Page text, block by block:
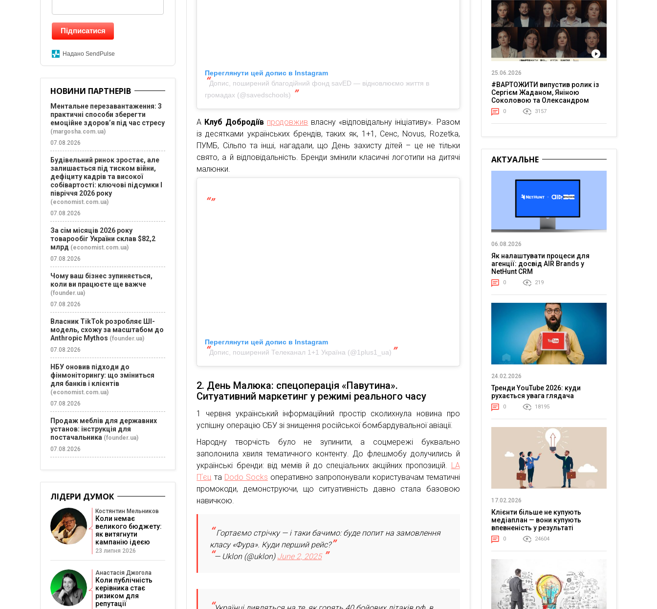
Переглянути цей допис в Instagram
Допис, поширений благодійний фонд savED — відновлюємо життя в
громадах (@savedschools)
А Клуб Добродіїв продовжив власну «відповідальну ініціативу». Разом
із десятками українських брендів, таких як, 1+1, Сенс, Novus, Rozetka,
ПУМБ, Сільпо та інші, нагадали, що День захисту дітей – це не тільки
свято, а й відповідальність. Бренди змінили класичні логотипи на дитячі
малюнки.
Переглянути цей допис в Instagram
Допис, поширений Телеканал 1+1 Україна (@1plus1_ua)
2. День Малюка: спецоперація «Павутина».
Ситуативний маркетинг у режимі реального часу
1 червня український інформаційний простір сколихнула новина про
успішну операцію СБУ зі знищення російської бомбардувальної авіації.
Народну творчість було не зупинити, а соцмережі буквально
заполонила хвиля тематичного контенту. До флешмобу долучились й
українські бренди: від мемів й до спеціальних акційних пропозицій. LA
Пʼєц та Dodo Socks оперативно запропонували користувачам тематичні
промокоди, демонструючи, що ситуативність давно стала базовою
навичкою.
Гортаємо стрічку — і таки бачимо: буде попит на замовлення
класу «Фура». Куди перший рейс?
— Uklon (@uklon) June 2, 2025
Підписатися
Надано SendPulse
НОВИНИ ПАРТНЕРІВ
Ментальне перезавантаження: 3
практичні способи зберегти
емоційне здоров’я під час стресу
(margosha.com.ua)
07.08.2026
Будівельний ринок зростає, але
залишається під тиском війни,
дефіциту кадрів та високої
собівартості: ключові підсумки І
півріччя 2026 року
(economist.com.ua)
07.08.2026
За сім місяців 2026 року
товарообіг України склав $82,2
млрд (economist.com.ua)
07.08.2026
Чому ваш бізнес зупиняється,
коли ви працюєте ще важче
(founder.ua)
07.08.2026
Власник TikTok розробляє ШІ-
модель, схожу за масштабом до
Anthropic Mythos (founder.ua)
07.08.2026
НБУ оновив підходи до
фінмоніторингу: що зміниться
для банків і клієнтів
(economist.com.ua)
07.08.2026
Продаж меблів для державних
установ: інструкція для
постачальника (founder.ua)
07.08.2026
ЛІДЕРИ ДУМОК
Костянтин Мельников
Коли немає
великого бюджету:
як витягнути
кампанію ідеєю
23 липня 2026
Анастасія Джогола
Коли публічність
керівника стає
ризиком для
репутації
25.06.2026
#ВАРТОЖИТИ випустив ролик із
Сергієм Жаданом, Яніною
Соколовою та Олександром
Тереном про життя в постійній
напрузі
0 3157
АКТУАЛЬНЕ
06.08.2026
Як налаштувати процеси для
агенції: досвід AIR Brands у
NetHunt CRM
0 219
24.02.2026
Тренди YouTube 2026: куди
рухається увага глядача
0 18195
17.02.2026
Клієнти більше не купують
медіаплан — вони купують
впевненість у результаті
0 24604